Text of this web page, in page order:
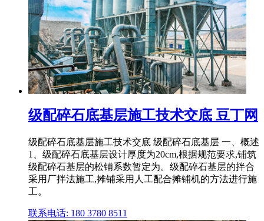
级配碎石底基层施工技术交底 豆丁网
级配碎石底基层施工技术交底 级配碎石底基层 一、概述
1、级配碎石底基层设计厚度为20cm,根据规范要求,铺筑
级配碎石基层的松铺系数暂定为。级配碎石基层的拌合
采用厂拌法施工,摊铺采用人工配合摊铺机的方法进行施
工。
联系电话: 180 3780 8511